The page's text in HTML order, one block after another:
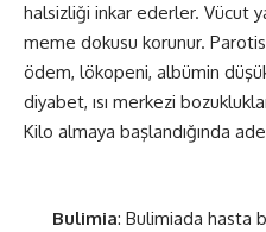
halsizliği inkar ederler. Vücut
meme dokusu korunur. Parotis
ödem, lökopeni, albümin
diyabet, ısı merkezi
Kilo almaya başlandığında
Bulimia: Bulimiada hasta